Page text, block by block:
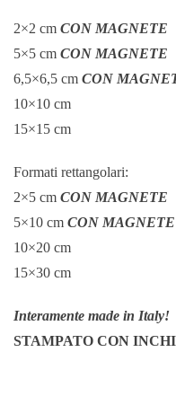
2×2 cm CON MAGNETE
5×5 cm CON MAGNETE
6,5×6,5 cm CON
10×10 cm
15×15 cm
Formati rettangolari:
2×5 cm CON MAGNETE
5×10 cm CON MAGNETE
10×20 cm
15×30 cm
Interamente made in Italy!
STAMPATO CON